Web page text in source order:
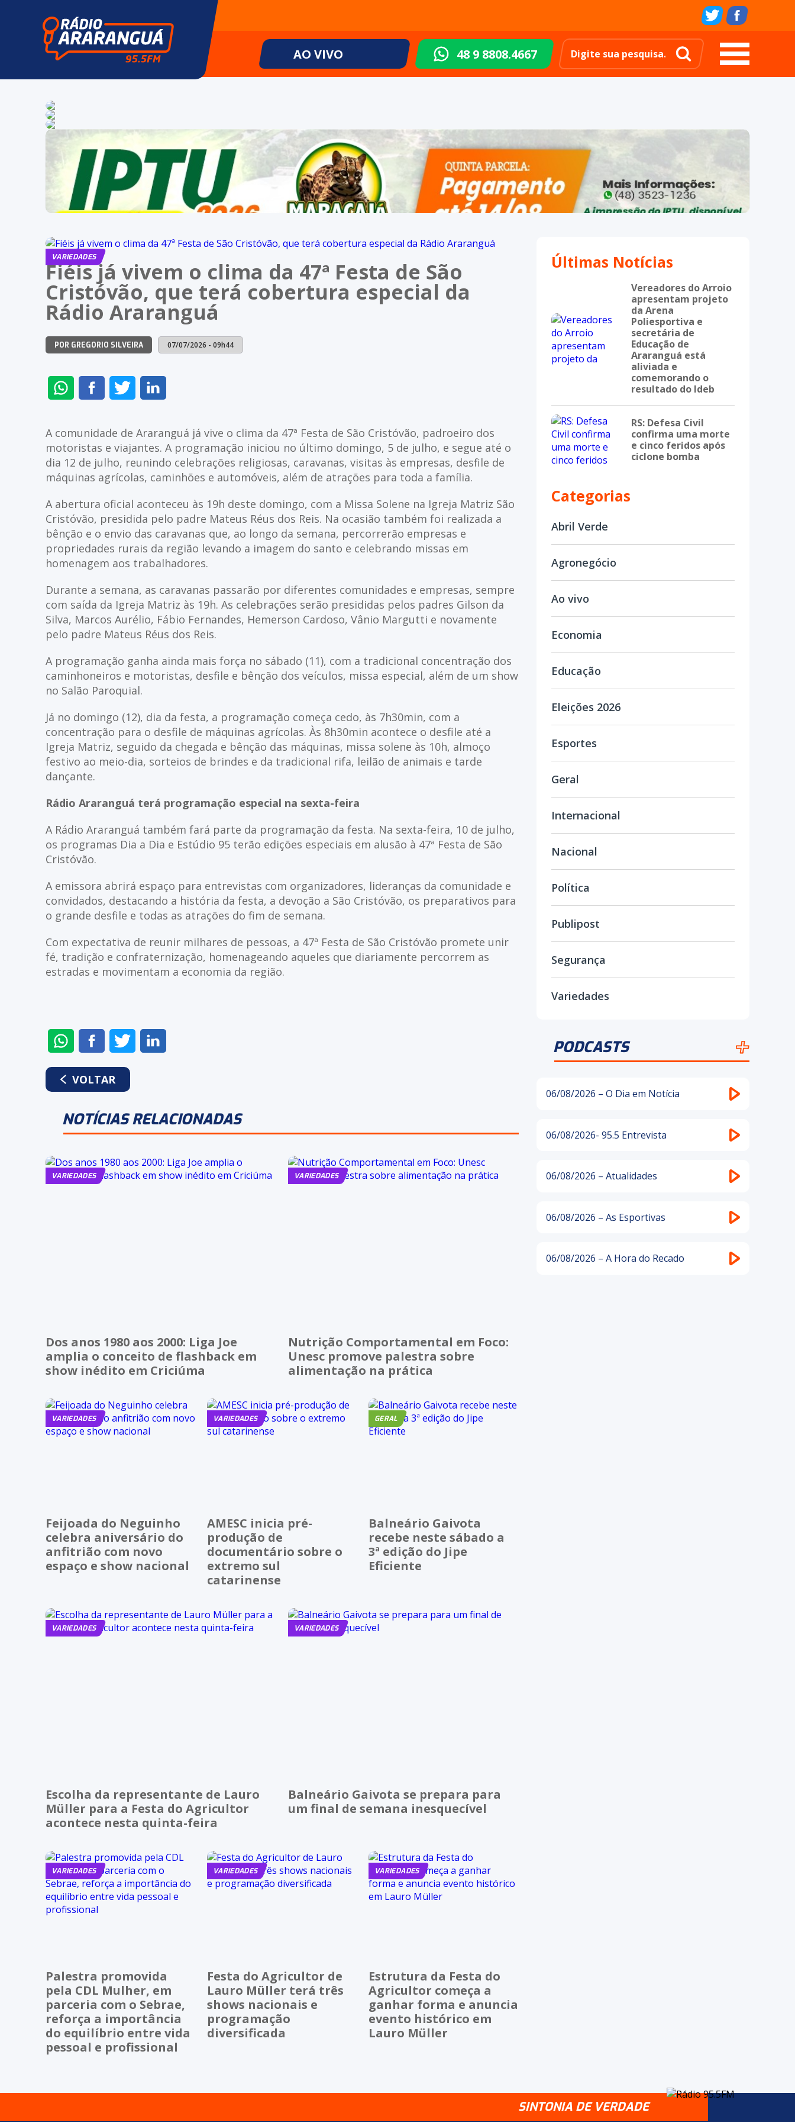
AO VIVO 48 9 8808.4667
VARIEDADES
Fiéis já vivem o clima da 47ª Festa de São
Cristóvão, que terá cobertura especial da
Rádio Araranguá
POR GREGORIO SILVEIRA 07/07/2026 - 09h44
ENVIAR
NO
COMPARTILHAR
NO
COMPARTILHAR
NO
A comunidade de Araranguá já vive o clima da 47ª Festa de São Cristóvão, padroeiro dos
motoristas e viajantes. A programação iniciou no último domingo, 5 de julho, e segue até o
dia 12 de julho, reunindo celebrações religiosas, caravanas, visitas às empresas, desfile de
máquinas agrícolas, caminhões e automóveis, além de atrações para toda a família.
A abertura oficial aconteceu às 19h deste domingo, com a Missa Solene na Igreja Matriz São
Cristóvão, presidida pelo padre Mateus Réus dos Reis. Na ocasião também foi realizada a
bênção e o envio das caravanas que, ao longo da semana, percorrerão empresas e
propriedades rurais da região levando a imagem do santo e celebrando missas em
homenagem aos trabalhadores.
Durante a semana, as caravanas passarão por diferentes comunidades e empresas, sempre
com saída da Igreja Matriz às 19h. As celebrações serão presididas pelos padres Gilson da
Silva, Marcos Aurélio, Fábio Fernandes, Hemerson Cardoso, Vânio Margutti e novamente
pelo padre Mateus Réus dos Reis.
A programação ganha ainda mais força no sábado (11), com a tradicional concentração dos
caminhoneiros e motoristas, desfile e bênção dos veículos, missa especial, além de um show
no Salão Paroquial.
Já no domingo (12), dia da festa, a programação começa cedo, às 7h30min, com a
concentração para o desfile de máquinas agrícolas. Às 8h30min acontece o desfile até a
Igreja Matriz, seguido da chegada e bênção das máquinas, missa solene às 10h, almoço
festivo ao meio-dia, sorteios de brindes e da tradicional rifa, leilão de animais e tarde
dançante.
Rádio Araranguá terá programação especial na sexta-feira
A Rádio Araranguá também fará parte da programação da festa. Na sexta-feira, 10 de julho,
os programas Dia a Dia e Estúdio 95 terão edições especiais em alusão à 47ª Festa de São
Cristóvão.
A emissora abrirá espaço para entrevistas com organizadores, lideranças da comunidade e
convidados, destacando a história da festa, a devoção a São Cristóvão, os preparativos para
o grande desfile e todas as atrações do fim de semana.
Com expectativa de reunir milhares de pessoas, a 47ª Festa de São Cristóvão promete unir
fé, tradição e confraternização, homenageando aqueles que diariamente percorrem as
estradas e movimentam a economia da região.
ENVIAR
NO
WHATSAPP
COMPARTILHAR
NO
FACEBOOK
COMPARTILHAR
NO
VOLTAR
NOTÍCIAS RELACIONADAS
VARIEDADES
Dos anos 1980 aos 2000: Liga Joe
amplia o conceito de flashback em
show inédito em Criciúma
VARIEDADES
Nutrição Comportamental em Foco:
Unesc promove palestra sobre
alimentação na prática
VARIEDADES
Feijoada do Neguinho
celebra aniversário do
anfitrião com novo
espaço e show nacional
VARIEDADES
AMESC inicia pré-
produção de
documentário sobre o
extremo sul
catarinense
GERAL
Balneário Gaivota
recebe neste sábado a
3ª edição do Jipe
Eficiente
VARIEDADES
Escolha da representante de Lauro
Müller para a Festa do Agricultor
acontece nesta quinta-feira
VARIEDADES
Balneário Gaivota se prepara para
um final de semana inesquecível
VARIEDADES
Palestra promovida
pela CDL Mulher, em
parceria com o Sebrae,
reforça a importância
do equilíbrio entre vida
pessoal e profissional
VARIEDADES
Festa do Agricultor de
Lauro Müller terá três
shows nacionais e
programação
diversificada
VARIEDADES
Estrutura da Festa do
Agricultor começa a
ganhar forma e anuncia
evento histórico em
Lauro Müller
Últimas Notícias
Vereadores do Arroio
apresentam projeto
da Arena
Poliesportiva e
secretária de
Educação de
Araranguá está
aliviada e
comemorando o
resultado do Ideb
RS: Defesa Civil
confirma uma morte
e cinco feridos após
ciclone bomba
Categorias
Abril Verde
Agronegócio
Ao vivo
Economia
Educação
Eleições 2026
Esportes
Geral
Internacional
Nacional
Política
Publipost
Segurança
Variedades
PODCASTS
06/08/2026 – O Dia em Notícia
06/08/2026- 95.5 Entrevista
06/08/2026 – Atualidades
06/08/2026 – As Esportivas
06/08/2026 – A Hora do Recado
SINTONIA DE VERDADE